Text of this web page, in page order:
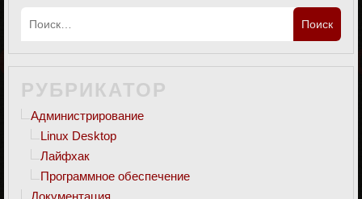
РУБРИКАТОР
Администрирование
Linux Desktop
Лайфхак
Программное обеспечение
Документация